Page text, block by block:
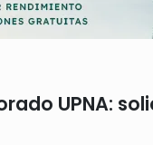
UPNA: